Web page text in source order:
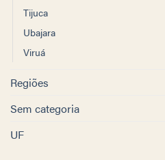
Tijuca
Ubajara
Viruá
Regiões
Sem categoria
UF